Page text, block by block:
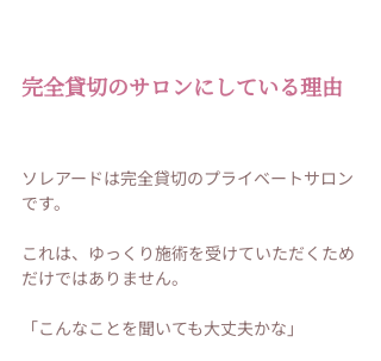
完全貸切のサロンにしている理由
ソレアードは完全貸切のプライベートサロン
です。
これは、ゆっくり施術を受けていただくため
だけではありません。
「こんなことを聞いても大丈夫かな」